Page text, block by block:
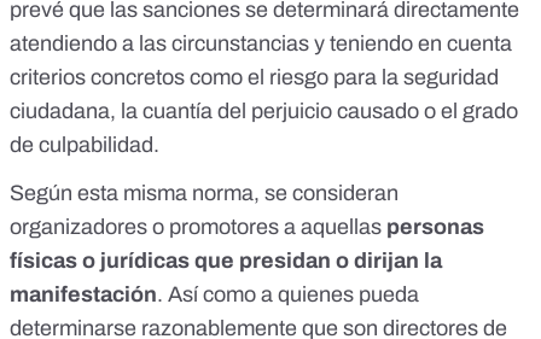
prevé que las sanciones se determinará directamente
atendiendo a las circunstancias y teniendo en cuenta
criterios concretos como el riesgo para la seguridad
ciudadana, la cuantía del perjuicio causado o el grado
de culpabilidad.
Según esta misma norma, se consideran
organizadores o promotores a aquellas personas
físicas o jurídicas que presidan o dirijan la
manifestación. Así como a quienes pueda
determinarse razonablemente que son directores de